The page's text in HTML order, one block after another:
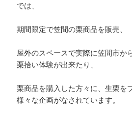
では、
期間限定で笠間の栗商品を販売、
屋外のスペースで実際に笠間市か
栗拾い体験が出来たり、
栗商品を購入した方々に、生栗を
様々な企画がなされています。